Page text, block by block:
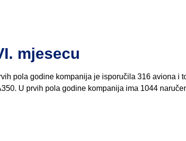
mjesecu
pola godine kompanija je isporučila 316 aviona i
U prvih pola godine kompanija ima 1044